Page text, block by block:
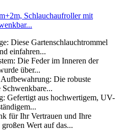
Schlauchaufroller mit
Diese Gartenschlauchtrommel
einfahren...
Die Feder im Inneren der
über...
Die robuste
Gefertigt aus hochwertigem, UV-
für Ihr Vertrauen und Ihre
Wert auf das...